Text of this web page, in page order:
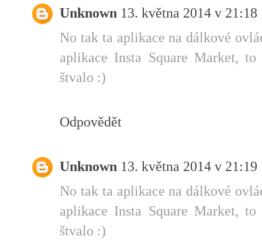
Unknown 13. května 2014 v 21:18
No tak ta aplikace na dálkové
aplikace Insta Square Market,
štvalo :)
Odpovědět
Unknown 13. května 2014 v 21:19
No tak ta aplikace na dálkové
aplikace Insta Square Market,
štvalo :)